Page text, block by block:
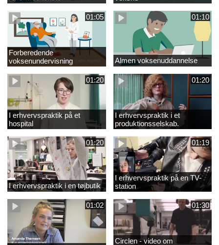
01:05
Forberedende
voksenundervisning
01:10
Almen voksenuddannelse
01:20
I erhvervspraktik på et
hospital
01:20
I erhvervspraktik i et
produktionsselskab.
01:20
I erhvervspraktik i en tøjbutik
01:19
I erhvervspraktik på en TV-
station
01:02 01:30
Circlen - video om